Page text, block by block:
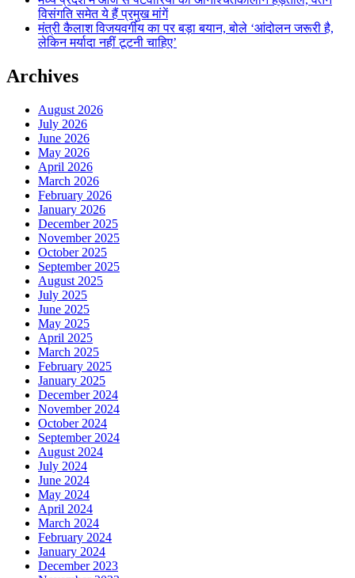
विसंगति समेत ये हैं प्रमुख मांगें
मंत्री कैलाश विजयवर्गीय का पर बड़ा बयान, बोले ‘आंदोलन जरूरी है,
लेकिन मर्यादा नहीं टूटनी चाहिए’
Archives
August 2026
July 2026
June 2026
May 2026
April 2026
March 2026
February 2026
January 2026
December 2025
November 2025
October 2025
September 2025
August 2025
July 2025
June 2025
May 2025
April 2025
March 2025
February 2025
January 2025
December 2024
November 2024
October 2024
September 2024
August 2024
July 2024
June 2024
May 2024
April 2024
March 2024
February 2024
January 2024
December 2023